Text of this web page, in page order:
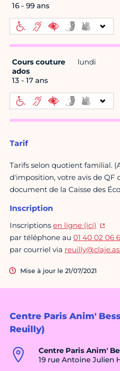
Centre Paris Anim'
Reuilly)
Centre Paris Anim'
19 rue Antoine Julien
16 - 99 ans
Cours couture
ados
13 - 17 ans
lundi
Tarif
Tarifs selon quotient familial.
d'imposition, votre avis de QF
document de la Caisse des
Inscription
Inscriptions en ligne (ici)
par téléphone au 01 40 02 06
par courriel via
Mise à jour le 21/07/2021